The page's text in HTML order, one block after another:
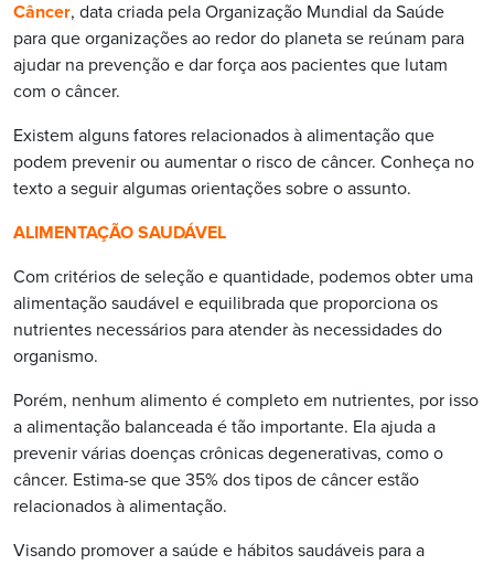
Câncer, data criada pela Organização Mundial da Saúde
para que organizações ao redor do planeta se reúnam para
ajudar na prevenção e dar força aos pacientes que lutam
com o câncer.
Existem alguns fatores relacionados à alimentação que
podem prevenir ou aumentar o risco de câncer. Conheça no
texto a seguir algumas orientações sobre o assunto.
ALIMENTAÇÃO SAUDÁVEL
Com critérios de seleção e quantidade, podemos obter uma
alimentação saudável e equilibrada que proporciona os
nutrientes necessários para atender às necessidades do
organismo.
Porém, nenhum alimento é completo em nutrientes, por isso
a alimentação balanceada é tão importante. Ela ajuda a
prevenir várias doenças crônicas degenerativas, como o
câncer. Estima-se que 35% dos tipos de câncer estão
relacionados à alimentação.
Visando promover a saúde e hábitos saudáveis para a